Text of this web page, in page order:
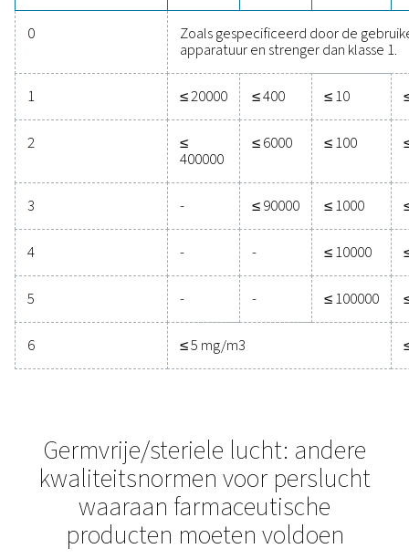
De kwaliteitsnorm voor
perslucht
ISO 8573-1:2010 is de internationale norm die de
perslucht categoriseert. Farmaceutische processen
gewoonlijk klasse 1.2.1 of 1.3.1.
Zuiverheidsklasse Vaste deeltjes
Aantal deeltjes per
μm** μm**
Zoals gespecificeerd
apparatuur en strenger